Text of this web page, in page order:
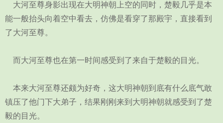
大河至尊身影出现在大明神朝上空的同时，楚毅几乎是本
能一般抬头向着空中看去，仿佛是看穿了那殿宇，直接看到
了大河至尊。
而大河至尊也在第一时间感受到了来自于楚毅的目光。
本来大河至尊还颇为好奇，这大明神朝到底有什么底气敢
镇压了他门下大弟子，结果刚刚来到大明神朝就感受到了楚
毅的目光。